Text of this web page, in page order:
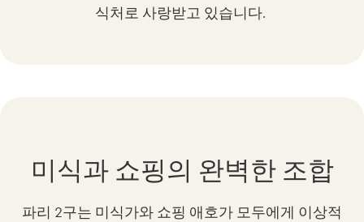
식처로 사랑받고 있습니다.
미식과 쇼핑의 완벽한 조합
파리 2구는 미식가와 쇼핑 애호가 모두에게 이상적